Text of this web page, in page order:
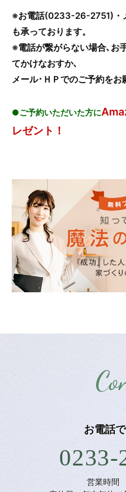
※お電話(0233-26-2751)・
も承っております。
※電話が繋がらない場合､お
てかけなおすか､
メール･ＨＰでのご予約をお
●ご予約いただいた方に
レゼント！
お電話
0233-
営業時間